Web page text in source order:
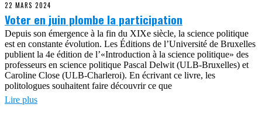
22 MARS 2024
Voter en juin plombe la participation
Depuis son émergence à la fin du XIXe siècle, la science politique
est en constante évolution. Les Éditions de l’Université de Bruxelles
publient la 4e édition de l’«Introduction à la science politique» des
professeurs en science politique Pascal Delwit (ULB-Bruxelles) et
Caroline Close (ULB-Charleroi). En écrivant ce livre, les
politologues souhaitent faire découvrir ce que
Lire plus